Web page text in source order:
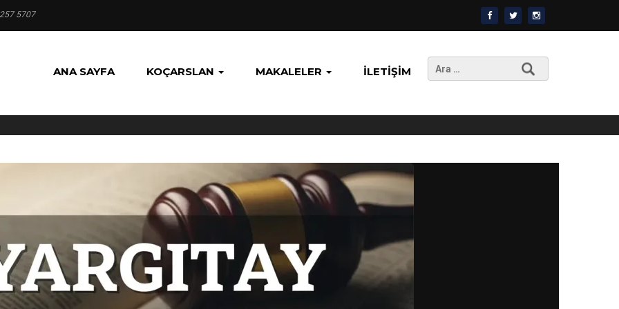
5707
ANA SAYFA KOÇARSLAN MAKALELER İLETIŞIM
Arama: